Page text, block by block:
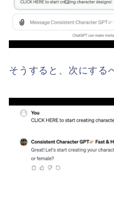
そうすると、次にする